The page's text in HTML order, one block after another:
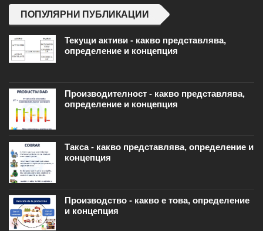
ПОПУЛЯРНИ ПУБЛИКАЦИИ
Текущи активи - какво представлява,
определение и концепция
Производителност - какво представлява,
определение и концепция
Такса - какво представлява, определение и
концепция
Производство - какво е това, определение
и концепция